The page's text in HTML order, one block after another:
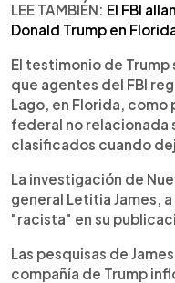
LEE TAMBIÉN: El FBI
Donald Trump en
El testimonio de
que agentes del FBI
Lago, en Florida,
federal no relacionada
clasificados cuando
La investigación de
general Letitia James,
"racista" en su
Las pesquisas de
compañía de Trump